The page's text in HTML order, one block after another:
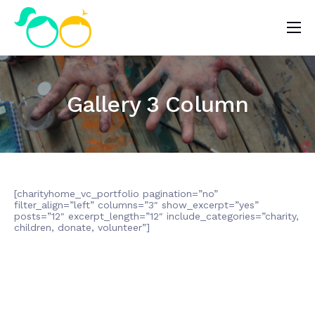
Nosotros
Impacto
Noticias
¿Quieres ayudar?
Gallery 3 Column
[charityhome_vc_portfolio pagination=”no”
filter_align=”left” columns=”3″ show_excerpt=”yes”
posts=”12″ excerpt_length=”12″ include_categories=”charity,
children, donate, volunteer”]